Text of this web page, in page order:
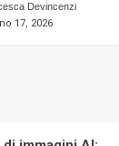
Devincenzi
17, 2026